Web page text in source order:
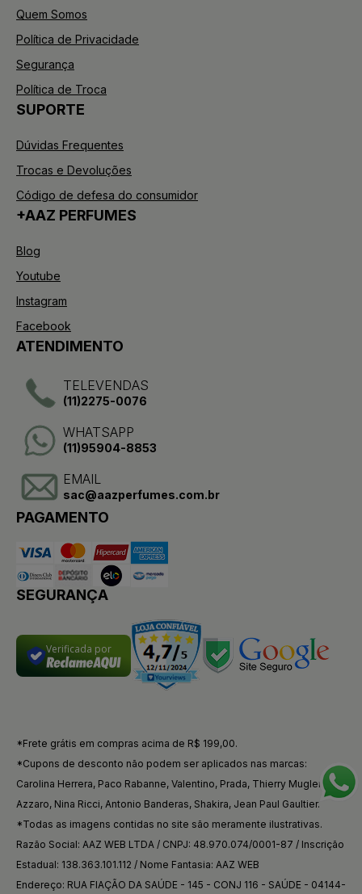
Quem Somos
Política de Privacidade
Segurança
Política de Troca
SUPORTE
Dúvidas Frequentes
Trocas e Devoluções
Código de defesa do consumidor
+AAZ PERFUMES
Blog
Youtube
Instagram
Facebook
ATENDIMENTO
TELEVENDAS
(11)2275-0076
WHATSAPP
(11)95904-8853
EMAIL
sac@aazperfumes.com.br
PAGAMENTO
SEGURANÇA
Verificada por
*Frete grátis em compras acima de R$ 199,00.
*Cupons de desconto não podem ser aplicados nas marcas:
Carolina Herrera, Paco Rabanne, Valentino, Prada, Thierry Mugler,
Azzaro, Nina Ricci, Antonio Banderas, Shakira, Jean Paul Gaultier.
*Todas as imagens contidas no site são meramente ilustrativas.
Razão Social: AAZ WEB LTDA / CNPJ: 48.970.074/0001-87 / Inscrição
Estadual: 138.363.101.112 / Nome Fantasia: AAZ WEB
Endereço: RUA FIAÇÃO DA SAÚDE - 145 - CONJ 116 - SAÚDE - 04144-